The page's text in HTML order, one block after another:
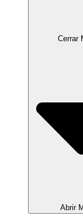
Cerrar
Abrir